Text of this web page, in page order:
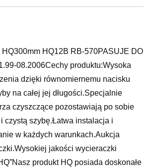
HQ12B RB-570PASUJE DO
08.2006Cechy produktu:Wysoka
dzięki równomiernemu nacisku
na całej jej długości.Specjalnie
czyszczące pozostawiają po sobie
czystą szybę.Łatwa instalacja i
w każdych warunkach.Aukcja
jakości wycieraczki
produkt HQ posiada doskonałe